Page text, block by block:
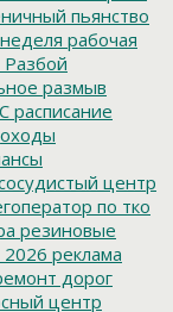
пьянство
рабочая
Разбой
размыв
расписание
центр
по тко
резиновые
реклама
дорог
центр